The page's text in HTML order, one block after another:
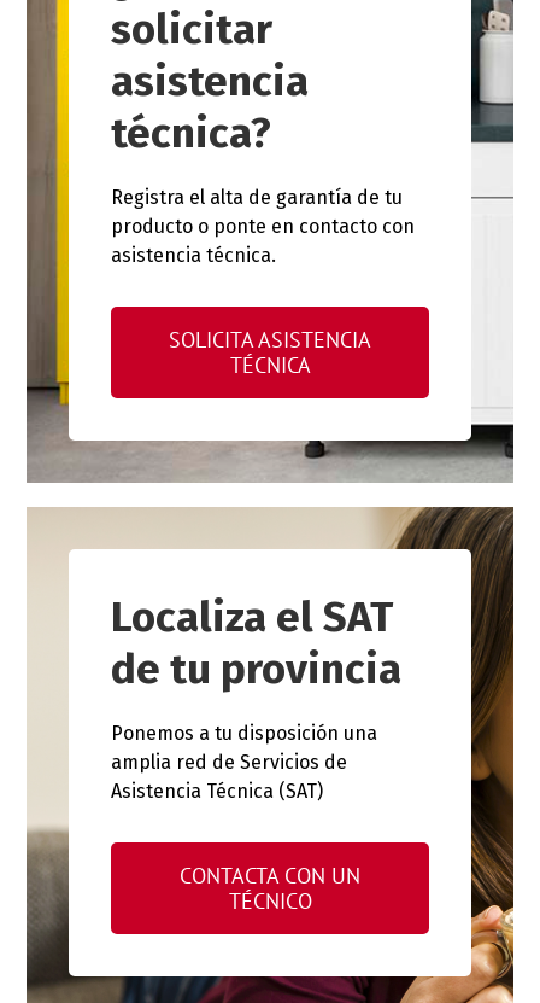
solicitar
asistencia
técnica?
Registra el alta de garantía de tu
producto o ponte en contacto con
asistencia técnica.
SOLICITA ASISTENCIA
TÉCNICA
Localiza el SAT
de tu provincia
Ponemos a tu disposición una
amplia red de Servicios de
Asistencia Técnica (SAT)
CONTACTA CON UN
TÉCNICO